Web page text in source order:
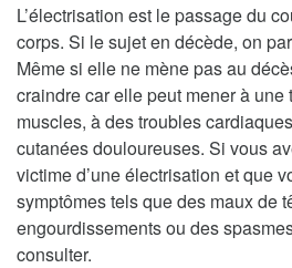
L’électrisation est le passage du
corps. Si le sujet en décède, on
Même si elle ne mène pas au
craindre car elle peut mener à une
muscles, à des troubles
cutanées douloureuses. Si vous
victime d’une électrisation et que
symptômes tels que des maux de
engourdissements ou des
consulter.